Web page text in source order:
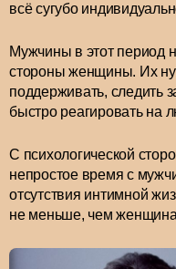
всё сугубо
Мужчины в этот период
стороны женщины. Их
поддерживать, следить
быстро реагировать на
С психологической
непростое время с
отсутствия интимной
не меньше, чем